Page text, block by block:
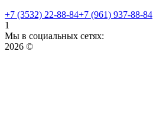
+7 (3532) 22-88-84+7 (961) 937-88-84
1
Мы в социальных сетях:
2026 ©